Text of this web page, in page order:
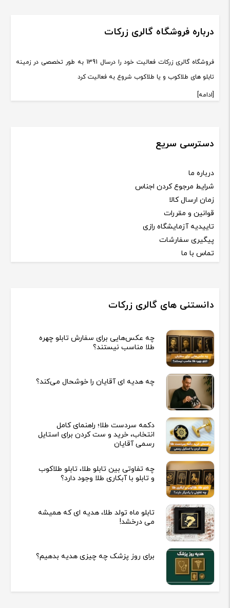
درباره فروشگاه گالری زرکات
فروشگاه گالری زرکات فعالیت خود را درسال 1391 به طور تخصصی در زمینه
تابلو های طلاکوب و یا طلاکوب شروع به فعالیت کرد
[ادامه]
دسترسی سریع
درباره ما
شرایط مرجوع کردن اجناس
زمان ارسال کالا
قوانین و مقررات
تاییدیه آزمایشگاه رازی
پیگیری سفارشات
تماس با ما
دانستنی های گالری زرکات
چه عکس‌هایی برای سفارش تابلو چهره
طلا مناسب نیستند؟
چه هدیه‌ ای آقایان را خوشحال می‌کند؟
دکمه سردست طلا؛ راهنمای کامل
انتخاب، خرید و ست کردن برای استایل
رسمی آقایان
چه تفاوتی بین تابلو طلا، تابلو طلاکوب
و تابلو با آبکاری طلا وجود دارد؟
تابلو ماه تولد طلا، هدیه ای که همیشه
می درخشد!
برای روز پزشک چه چیزی هدیه بدهیم؟